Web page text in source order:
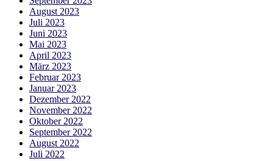
August 2023
Juli 2023
Juni 2023
Mai 2023
April 2023
März 2023
Februar 2023
Januar 2023
Dezember 2022
November 2022
Oktober 2022
September 2022
August 2022
Juli 2022